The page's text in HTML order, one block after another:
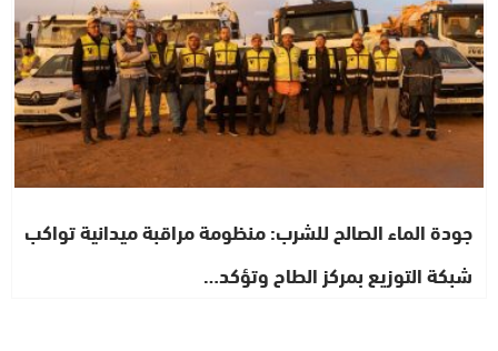
جودة الماء الصالح للشرب: منظومة مراقبة ميدانية تواكب
شبكة التوزيع بمركز الطاح وتؤكد…